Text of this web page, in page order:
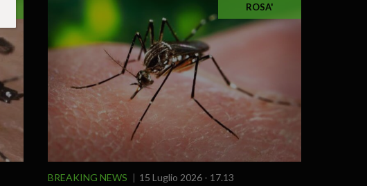
ROSA'
BREAKING NEWS 15 Luglio 2026 - 17.13